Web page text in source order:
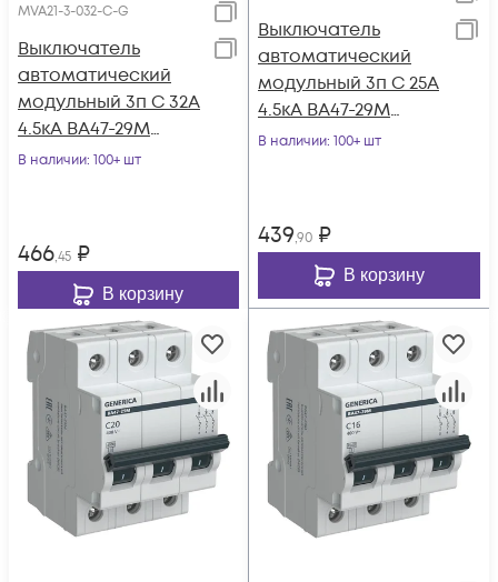
MVA21-3-032-C-G
Выключатель
автоматический
модульный 3п C 32А
4.5кА ВА47-29М
GENERICA MVA21-3-
В наличии: 100+ шт
466,45 ₽
В корзину
Выключатель
автоматический
модульный 3п C 25А
4.5кА ВА47-29М
GENERICA MVA21-3-
В наличии: 100+ шт
439,90 ₽
В корзину